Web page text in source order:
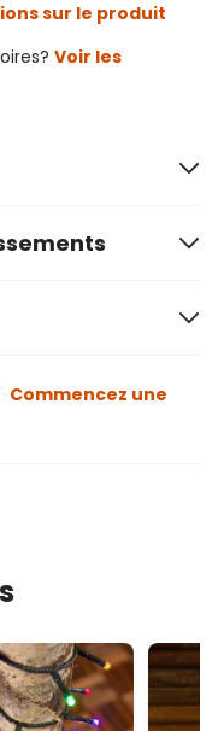
sur le produit
Voir les
Commencez une